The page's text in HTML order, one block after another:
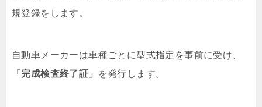
規登録をします。
自動車メーカーは車種ごとに型式指定を事前に受け、
「完成検査終了証」
を発行します。